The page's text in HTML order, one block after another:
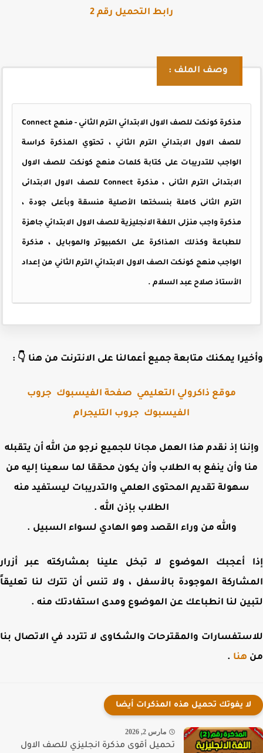
رابط التحميل رقم 2
وصف الملف :
مذكرة كونكت للصف الاول الابتدائي الترم الثاني - منهج Connect
للصف الاول الابتدائي الترم الثاني ، تحتوي المذكرة كراسة
الواجب للتدريبات على كتابة كلمات منهج كونكت للصف الاول
الابتدائى الترم الثانى ، مذكرة Connect للصف الاول الابتدائى
الترم الثانى كاملة بنسختها الأصلية منسقة وبأعلى جودة ،
مذكرة واجب منزلى اللغة الانجليزية للصف الاول الابتدائي جاهزة
للطباعة وكذلك المذاكرة على الكمبيوتر والموبايل ، مذكرة
الواجب منهج كونكت الصف الاول الابتدائي الترم الثاني من إعداد
الأستاذ صلاح عبد السلام .
يمكنك متابعة جميع أعمالنا على الانترنت من هنا 👇 :
موقع ذاكرولي التعليمي صفحة الفيسبوك جروب
الفيسبوك جروب التليجرام
إذ نقدم هذا العمل مجانا للجميع نرجو من الله أن يتقبله
وأن ينفع به الطلاب وأن يكون محققا لما سعينا إليه من
سهولة تقديم المحتوى العلمي والتدريبات ليستفيد منه
الطلاب بإذن الله .
والله من وراء القصد وهو الهادي لسواء السبيل .
أعجبك الموضوع لا تبخل علينا بمشاركته عبر أزرار
الموجودة بالأسفل ، ولا تنس أن تترك لنا تعليقاً
لنا انطباعك عن الموضوع ومدى استفادتك منه .
والمقترحات والشكاوى لا تتردد في الاتصال بنا
هنا.
لا يفوتك تحميل هذه المذكرات أيضا
مارس 2, 2026
تحميل أقوى مذكرة انجليزي للصف الاول